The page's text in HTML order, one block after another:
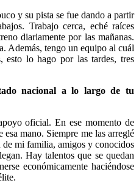
y su pista se fue dando a partir
Trabajo cerca, eché raíces
diariamente por las mañanas.
Además, tengo un equipo al cuál
esto lo hago por las tardes, tres
nacional a lo largo de tu
oficial. En ese momento de
esa mano. Siempre me las arreglé
mi familia, amigos y conocidos
Hay talentos que se quedan
económicamente haciéndose